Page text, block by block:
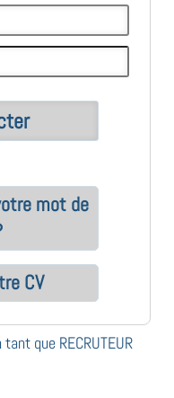
mot de
CV
que RECRUTEUR